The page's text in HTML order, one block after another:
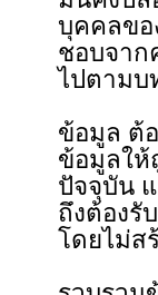
บุคคลขอ
ชอบจาก
ไปตาม
๓.๓.
ข้อมูล ต้
ข้อมูลให้
ปัจจุบัน
ถึงต้องรั
โดยไม่ส
๓.๓.